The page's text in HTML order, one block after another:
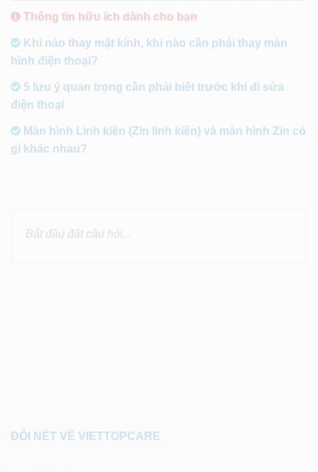
Thông tin hữu ích dành cho bạn
Khi nào thay mặt kính, khi nào cần phải thay màn
hình điện thoại?
5 lưu ý quan trọng cần phải biết trước khi đi sửa
điện thoại
Màn hình Linh kiện (Zin linh kiện) và màn hình Zin có
gì khác nhau?
ĐÔI NÉT VỀ VIETTOPCARE